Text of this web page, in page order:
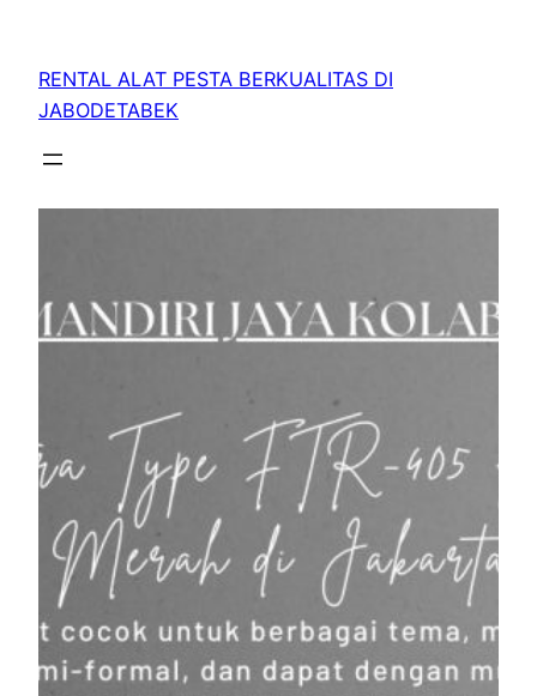
RENTAL ALAT PESTA BERKUALITAS DI
JABODETABEK